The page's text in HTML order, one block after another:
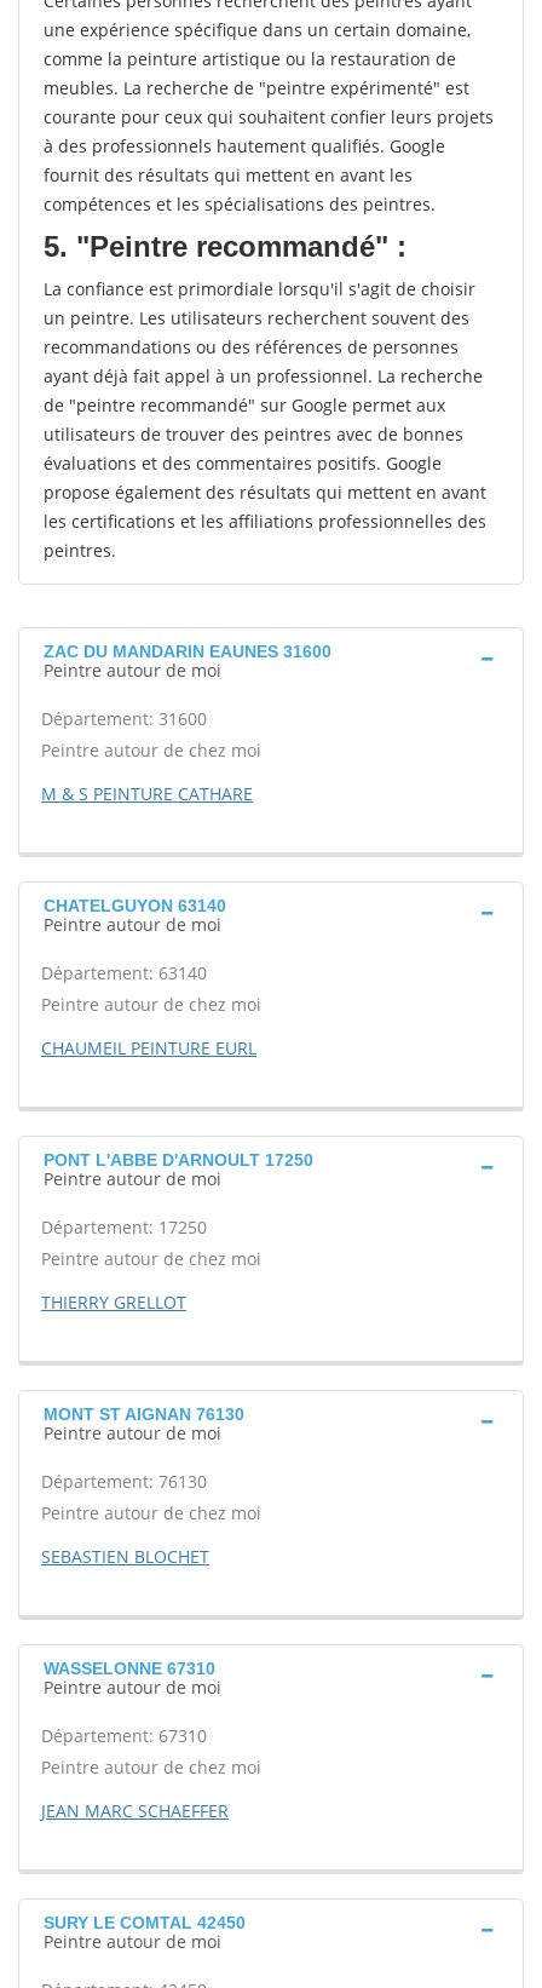
une expérience spécifique dans un certain domaine,
comme la peinture artistique ou la restauration de
meubles. La recherche de "peintre expérimenté" est
courante pour ceux qui souhaitent confier leurs projets
à des professionnels hautement qualifiés. Google
fournit des résultats qui mettent en avant les
compétences et les spécialisations des peintres.
5. "Peintre recommandé" :
La confiance est primordiale lorsqu'il s'agit de choisir
un peintre. Les utilisateurs recherchent souvent des
recommandations ou des références de personnes
ayant déjà fait appel à un professionnel. La recherche
de "peintre recommandé" sur Google permet aux
utilisateurs de trouver des peintres avec de bonnes
évaluations et des commentaires positifs. Google
propose également des résultats qui mettent en avant
les certifications et les affiliations professionnelles des
peintres.
ZAC DU MANDARIN EAUNES 31600
Peintre autour de moi
Département: 31600
Peintre autour de chez moi
M & S PEINTURE CATHARE
CHATELGUYON 63140
Peintre autour de moi
Département: 63140
Peintre autour de chez moi
CHAUMEIL PEINTURE EURL
PONT L'ABBE D'ARNOULT 17250
Peintre autour de moi
Département: 17250
Peintre autour de chez moi
THIERRY GRELLOT
MONT ST AIGNAN 76130
Peintre autour de moi
Département: 76130
Peintre autour de chez moi
SEBASTIEN BLOCHET
WASSELONNE 67310
Peintre autour de moi
Département: 67310
Peintre autour de chez moi
JEAN MARC SCHAEFFER
SURY LE COMTAL 42450
Peintre autour de moi